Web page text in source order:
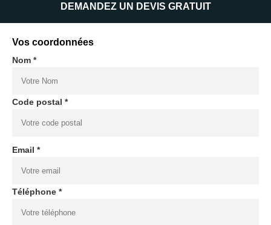
DEMANDEZ UN DEVIS GRATUIT
Vos coordonnées
Nom *
Code postal *
Email *
Téléphone *